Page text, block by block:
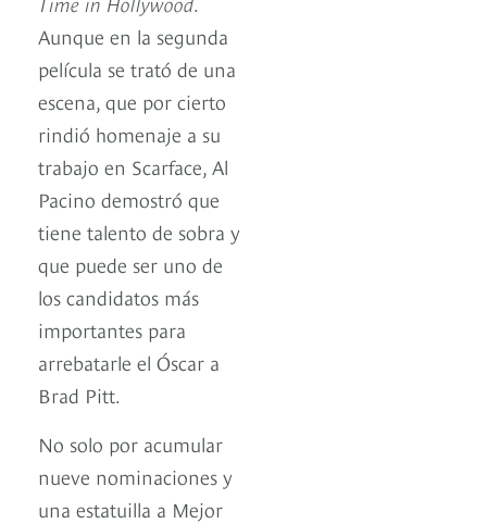
Aunque en la segunda
película se trató de una
escena, que por cierto
rindió homenaje a su
trabajo en Scarface, Al
Pacino demostró que
tiene talento de sobra y
que puede ser uno de
los candidatos más
importantes para
arrebatarle el Óscar a
Brad Pitt.
No solo por acumular
nueve nominaciones y
una estatuilla a Mejor